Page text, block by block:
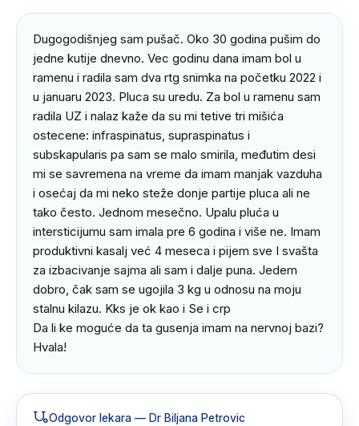
Dugogodišnjeg sam pušač. Oko 30 godina pušim do
jedne kutije dnevno. Vec godinu dana imam bol u
ramenu i radila sam dva rtg snimka na početku 2022 i
u januaru 2023. Pluca su uredu. Za bol u ramenu sam
radila UZ i nalaz kaže da su mi tetive tri mišića
ostecene: infraspinatus, supraspinatus i
subskapularis pa sam se malo smirila, međutim desi
mi se savremena na vreme da imam manjak vazduha
i osećaj da mi neko steže donje partije pluca ali ne
tako često. Jednom mesečno. Upalu pluća u
intersticijumu sam imala pre 6 godina i više ne. Imam
produktivni kasalj već 4 meseca i pijem sve I svašta
za izbacivanje sajma ali sam i dalje puna. Jedem
dobro, čak sam se ugojila 3 kg u odnosu na moju
stalnu kilazu. Kks je ok kao i Se i crp
Da li ke moguće da ta gusenja imam na nervnoj bazi?
Hvala!
Odgovor lekara — Dr Biljana Petrovic